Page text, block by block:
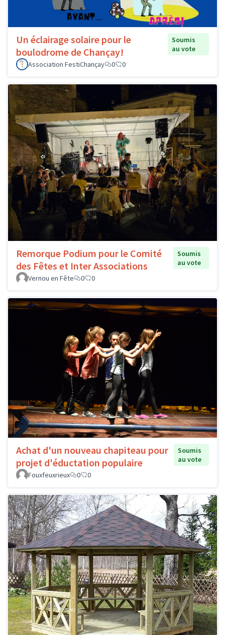
Un éclairage solaire pour le
boulodrome de Chançay!
Soumis
au vote
Association FestiChançay
0 0
Remorque Podium pour le Comité
des Fêtes et Inter Associations
Soumis
au vote
Vernou en Fête
0 0
Achat d'un nouveau chapiteau pour
projet d'éductation populaire
Soumis
au vote
Fouxfeuxrieux
0 0